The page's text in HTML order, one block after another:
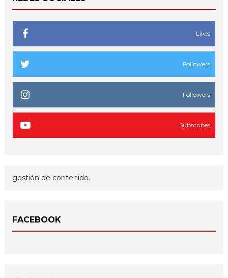
Likes
Followers
Followers
Subscribes
gestión de contenido.
FACEBOOK